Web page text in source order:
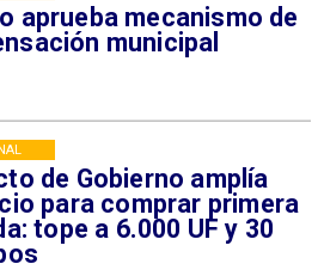
aprueba mecanismo de
municipal
de Gobierno amplía
para comprar primera
tope a 6.000 UF y 30